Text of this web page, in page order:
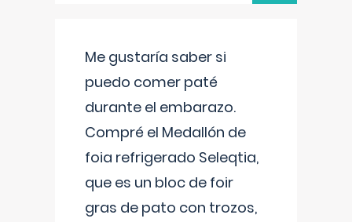
Me gustaría saber si
puedo comer paté
durante el embarazo.
Compré el Medallón de
foia refrigerado Seleqtia,
que es un bloc de foir
gras de pato con trozos,